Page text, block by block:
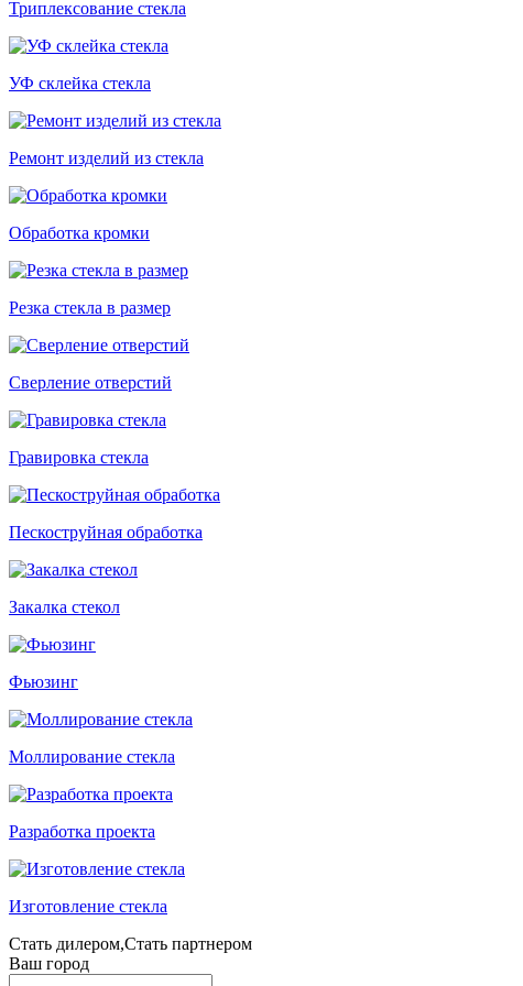
Триплексование стекла
УФ склейка стекла
Ремонт изделий из стекла
Обработка кромки
Резка стекла в размер
Сверление отверстий
Гравировка стекла
Пескоструйная обработка
Закалка стекол
Фьюзинг
Моллирование стекла
Разработка проекта
Изготовление стекла
Стать дилером,Стать партнером
Ваш город